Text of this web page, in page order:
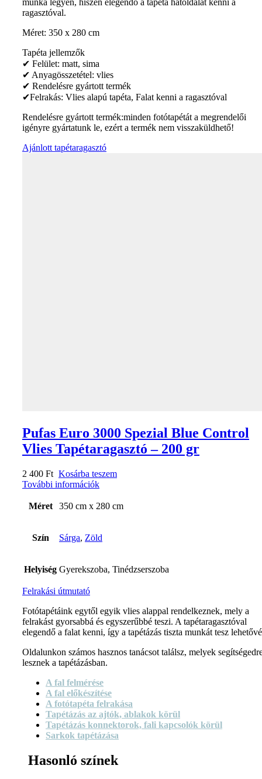
munka legyen, hiszen elegendő a tapéta hátoldalát kenni a
ragasztóval.
Méret: 350 x 280 cm
Tapéta jellemzők
✔ Felület: matt, sima
✔ Anyagösszetétel: vlies
✔ Rendelésre gyártott termék
✔Felrakás: Vlies alapú tapéta, Falat kenni a ragasztóval
Rendelésre gyártott termék:minden fotótapétát a megrendelői
igényre gyártatunk le, ezért a termék nem visszaküldhető!
Ajánlott tapétaragasztó
Pufas Euro 3000 Spezial Blue Control
Vlies Tapétaragasztó – 200 gr
2 400 Ft Kosárba teszem
További információk
Méret 350 cm x 280 cm
Szín Sárga, Zöld
Helyiség Gyerekszoba, Tinédzserszoba
Felrakási útmutató
Fotótapétáink egytől egyik vlies alappal rendelkeznek, mely a
felrakást gyorsabbá és egyszerűbbé teszi. A tapétaragasztóval
elegendő a falat kenni, így a tapétázás tiszta munkát tesz
Oldalunkon számos hasznos tanácsot találsz, melyek
lesznek a tapétázásban.
A fal felmérése
A fal előkészítése
A fotótapéta felrakása
Tapétázás az ajtók, ablakok körül
Tapétázás konnektorok, fali kapcsolók körül
Sarkok tapétázása
Hasonló színek